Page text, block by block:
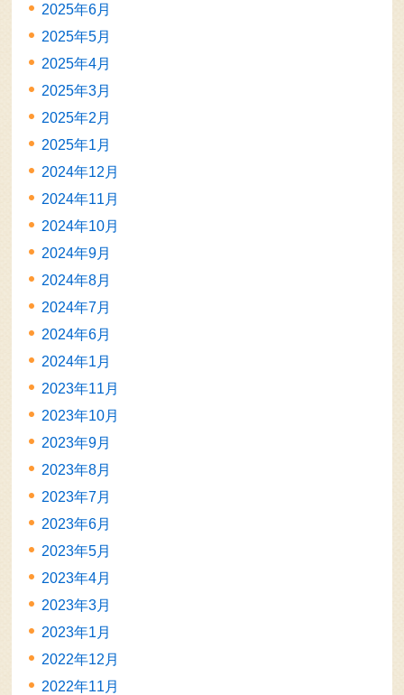
2025年6月
2025年5月
2025年4月
2025年3月
2025年2月
2025年1月
2024年12月
2024年11月
2024年10月
2024年9月
2024年8月
2024年7月
2024年6月
2024年1月
2023年11月
2023年10月
2023年9月
2023年8月
2023年7月
2023年6月
2023年5月
2023年4月
2023年3月
2023年1月
2022年12月
2022年11月